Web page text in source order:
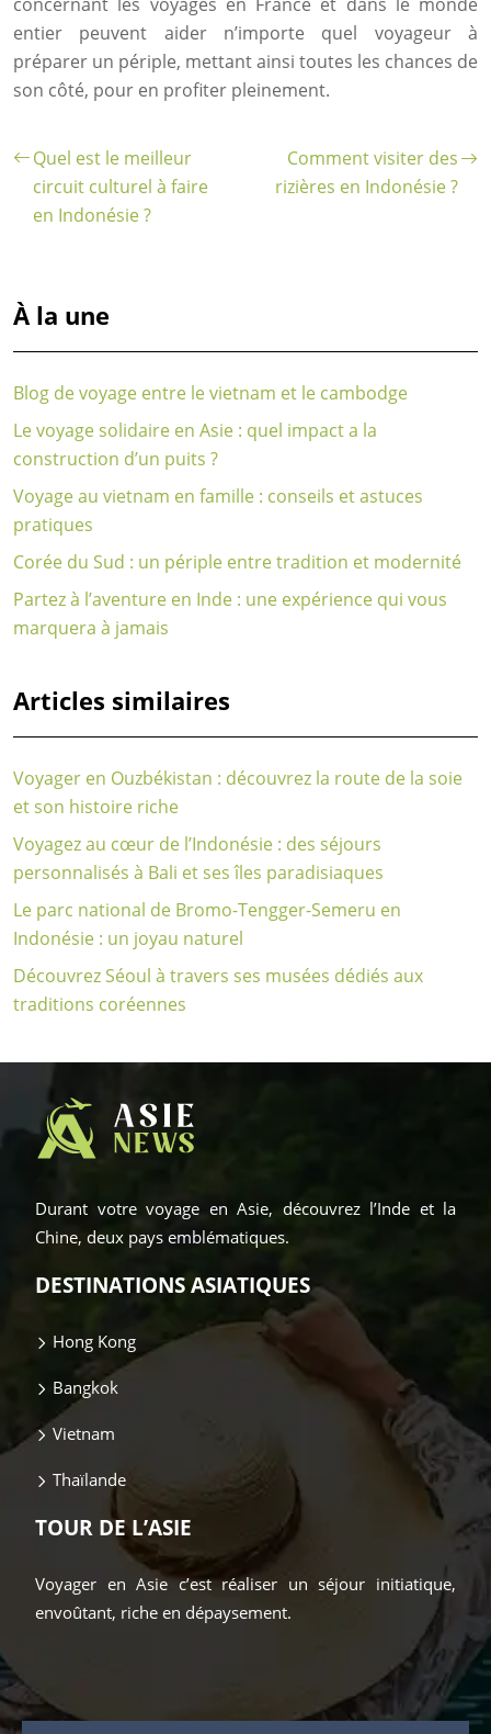
entier peuvent aider n’importe quel voyageur à
préparer un périple, mettant ainsi toutes les chances de
son côté, pour en profiter pleinement.
Quel est le meilleur
circuit culturel à faire
en Indonésie ?
Comment visiter des
rizières en Indonésie ?
À la une
Blog de voyage entre le vietnam et le cambodge
Le voyage solidaire en Asie : quel impact a la
construction d’un puits ?
Voyage au vietnam en famille : conseils et astuces
pratiques
Corée du Sud : un périple entre tradition et modernité
Partez à l’aventure en Inde : une expérience qui vous
marquera à jamais
Articles similaires
Voyager en Ouzbékistan : découvrez la route de la soie
et son histoire riche
Voyagez au cœur de l’Indonésie : des séjours
personnalisés à Bali et ses îles paradisiaques
Le parc national de Bromo-Tengger-Semeru en
Indonésie : un joyau naturel
Découvrez Séoul à travers ses musées dédiés aux
traditions coréennes
Durant votre voyage en Asie, découvrez l’Inde et la
Chine, deux pays emblématiques.
DESTINATIONS ASIATIQUES
Hong Kong
Bangkok
Vietnam
Thaïlande
TOUR DE L’ASIE
Voyager en Asie c’est réaliser un séjour initiatique,
envoûtant, riche en dépaysement.